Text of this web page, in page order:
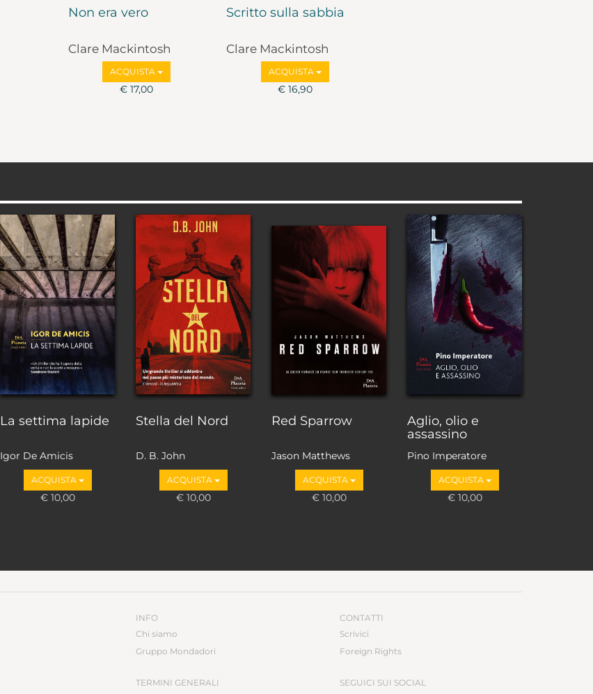
Non era vero
Clare Mackintosh
ACQUISTA
€ 17,00
Scritto sulla sabbia
Clare Mackintosh
ACQUISTA
€ 16,90
La settima lapide
Igor De Amicis
ACQUISTA
€ 10,00
Stella del Nord
D. B. John
ACQUISTA
€ 10,00
Red Sparrow
Jason Matthews
ACQUISTA
€ 10,00
Aglio, olio e
assassino
Pino Imperatore
ACQUISTA
€ 10,00
INFO
Chi siamo
Gruppo Mondadori
TERMINI GENERALI
CONTATTI
Scrivici
Foreign Rights
SEGUICI SUI SOCIAL